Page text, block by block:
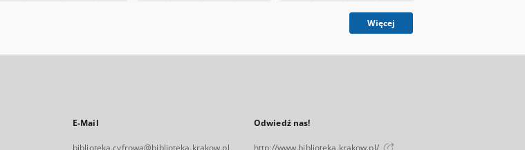
Więcej
E-Mail
biblioteka.cyfrowa@biblioteka.krakow.pl
Odwiedź nas!
http://www.biblioteka.krakow.pl/